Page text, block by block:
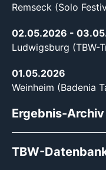
Remseck (Solo
02.05.2026 -
Ludwigsburg (TBW-
01.05.2026
Weinheim (Badenia
Ergebnis-Archiv
TBW-